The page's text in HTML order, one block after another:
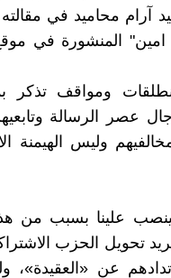
آرام محاميد في
امين" المنشورة في
ومواقف تذكر
عصر الرسالة
وليس الهيمنة
علينا بسبب من هذه
تحويل الحزب
عن